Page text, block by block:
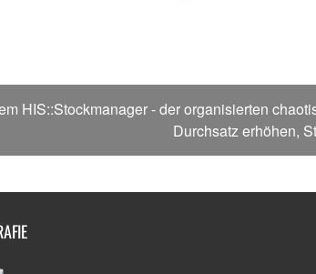
HIS::Stockmanager - der organisierten
Durchsatz erhöhen,